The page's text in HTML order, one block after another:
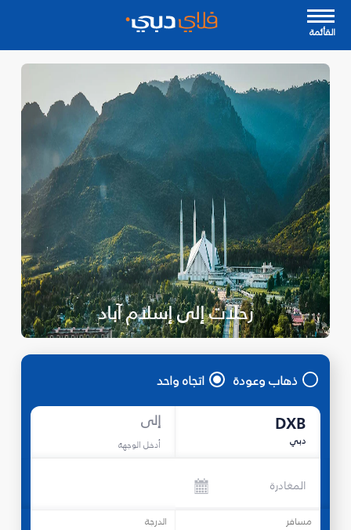
القأئمة
رحلات إلى إسلام آباد
ذهاب وعودة اتجاه واحد
DXB
دبي
إلى
أدخل الوجهة
المغادرة
مسافر الدرجة